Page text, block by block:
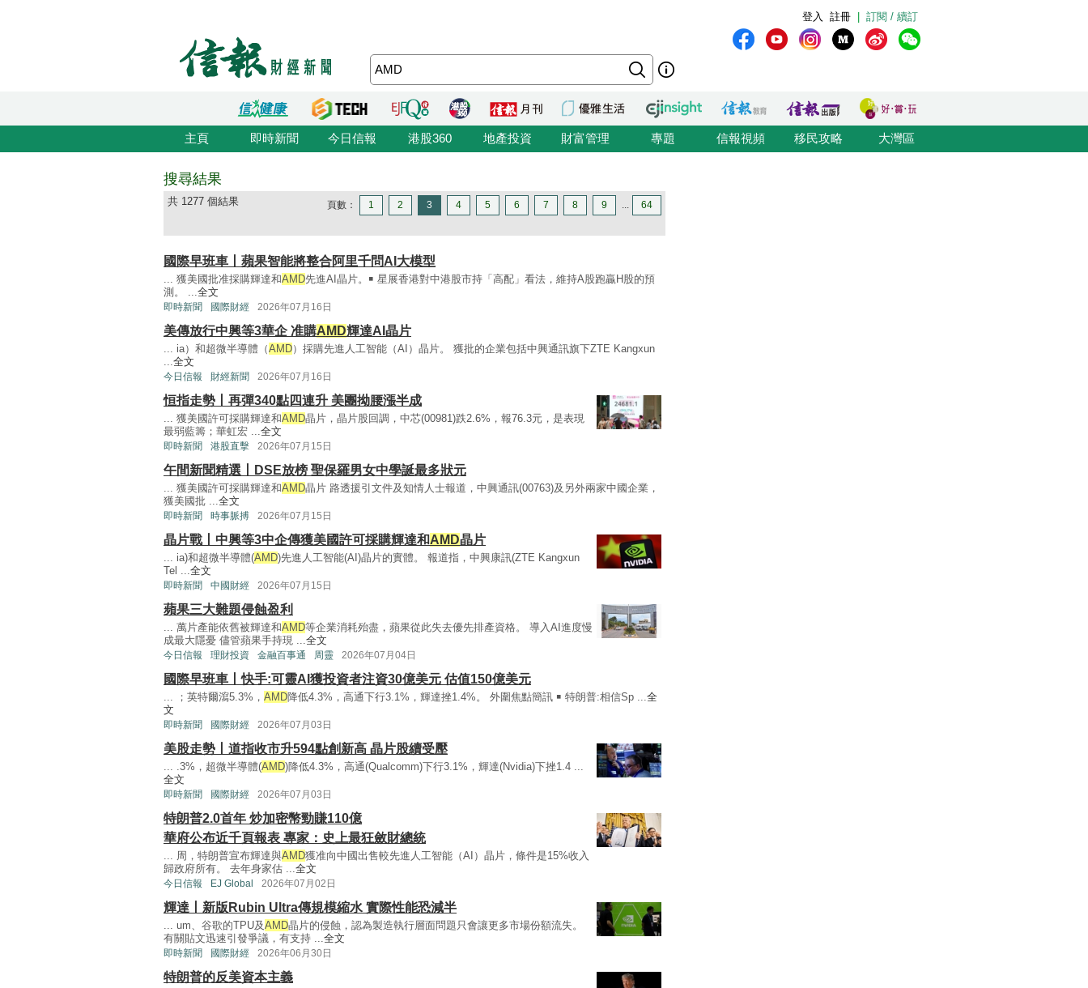
訂閱 / 續訂
註冊
登入
主頁 即時新聞 今日信報 港股360 地產投資 財富管理 專題 信報視頻 移民攻略 大灣區
搜尋結果
共 1277 個結果 頁數： 1 2 3 4 5 6 7 8 9 ... 64
國際早班車丨蘋果智能將整合阿里千問AI大模型
... 獲美國批准採購輝達和AMD先進AI晶片。￭ 星展香港對中港股市持「高配」看法，維持A股跑贏H股的預
測。 ...全文
即時新聞 國際財經 2026年07月16日
美傳放行中興等3華企 准購AMD輝達AI晶片
... ia）和超微半導體（AMD）採購先進人工智能（AI）晶片。 獲批的企業包括中興通訊旗下ZTE Kangxun
...全文
今日信報 財經新聞 2026年07月16日
恒指走勢丨再彈340點四連升 美團拗腰漲半成
... 獲美國許可採購輝達和AMD晶片，晶片股回調，中芯(00981)跌2.6%，報76.3元，是表現
最弱藍籌；華虹宏 ...全文
即時新聞 港股直擊 2026年07月15日
午間新聞精選丨DSE放榜 聖保羅男女中學誕最多狀元
... 獲美國許可採購輝達和AMD晶片 路透援引文件及知情人士報道，中興通訊(00763)及另外兩家中國企業，
獲美國批 ...全文
即時新聞 時事脈搏 2026年07月15日
晶片戰丨中興等3中企傳獲美國許可採購輝達和AMD晶片
... ia)和超微半導體(AMD)先進人工智能(AI)晶片的實體。 報道指，中興康訊(ZTE Kangxun
Tel ...全文
即時新聞 中國財經 2026年07月15日
蘋果三大難題侵蝕盈利
... 萬片產能依舊被輝達和AMD等企業消耗殆盡，蘋果從此失去優先排產資格。 導入AI進度慢
成最大隱憂 儘管蘋果手持現 ...全文
今日信報 理財投資 金融百事通 周靈 2026年07月04日
國際早班車丨快手:可靈AI獲投資者注資30億美元 估值150億美元
... ；英特爾瀉5.3%， AMD降低4.3%，高通下行3.1%，輝達挫1.4%。 外圍焦點簡訊 ￭ 特朗普:相信Sp ...全
文
即時新聞 國際財經 2026年07月03日
美股走勢丨道指收市升594點創新高 晶片股續受壓
... .3%，超微半導體(AMD)降低4.3%，高通(Qualcomm)下行3.1%，輝達(Nvidia)下挫1.4 ...
全文
即時新聞 國際財經 2026年07月03日
特朗普2.0首年 炒加密幣勁賺110億
華府公布近千頁報表 專家：史上最狂斂財總統
... 周，特朗普宣布輝達與AMD獲准向中國出售較先進人工智能（AI）晶片，條件是15%收入
歸政府所有。 去年身家估 ...全文
今日信報 EJ Global 2026年07月02日
輝達丨新版Rubin Ultra傳規模縮水 實際性能恐減半
... um、谷歌的TPU及AMD晶片的侵蝕，認為製造執行層面問題只會讓更多市場份額流失。
有關貼文迅速引發爭議，有支持 ...全文
即時新聞 國際財經 2026年06月30日
特朗普的反美資本主義